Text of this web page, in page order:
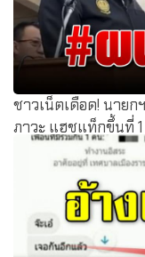
ชาวเน็ตเดือด! นาย
ภาวะ แฮชแท็กขึ้นที่ 1